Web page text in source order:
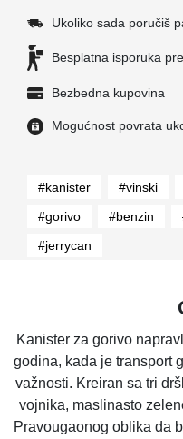
Ukoliko sada poručiš
Besplatna isporuka
Bezbedna kupovina
Mogućnost povrata
#kanister #vinski
#gorivo
#benzin
#jerrycan
Kanister za gorivo
godina, kada je transport
važnosti. Kreiran sa tri
vojnika, maslinasto
Pravougaonog oblika da